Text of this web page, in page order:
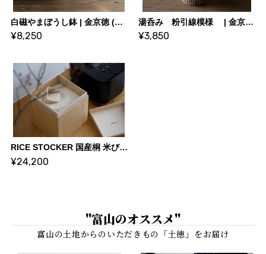
白磁やまぼうし鉢 | 金京徳 (陶芸家)
¥8,250
湯呑み 粉引線模様 | 金京徳 (陶芸家)
¥3,850
RICE STOCKER 国産桐 米びつ ライスストッカー【5kg 蜜蝋】 | KIRIFT 美術木箱うらた | KIRIFT Artwork wooden box Urata
¥24,200
"富山のオススメ"